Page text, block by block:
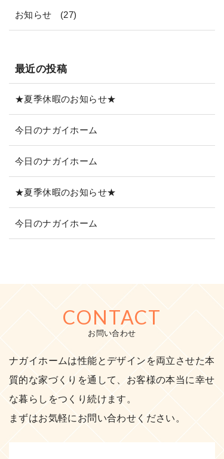
お知らせ (27)
最近の投稿
★夏季休暇のお知らせ★
今日のナガイホーム
今日のナガイホーム
★夏季休暇のお知らせ★
今日のナガイホーム
CONTACT
お問い合わせ
ナガイホームは性能とデザインを両立させた本
質的な家づくりを通して、お客様の本当に幸せ
な暮らしをつくり続けます。
まずはお気軽にお問い合わせください。